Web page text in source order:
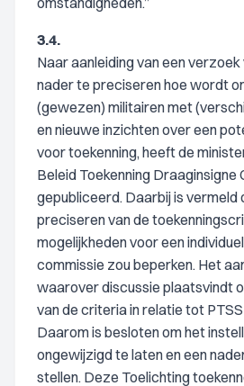
3.4.
Naar aanleiding van een
nader te preciseren hoe wordt
(gewezen) militairen met
en nieuwe inzichten over een
voor toekenning, heeft de
Beleid Toekenning Draaginsigne
gepubliceerd. Daarbij is vermeld
preciseren van de
mogelijkheden voor een
commissie zou beperken. Het
waarover discussie plaatsvindt
van de criteria in relatie tot
Daarom is besloten om het
ongewijzigd te laten en een
stellen. Deze Toelichting